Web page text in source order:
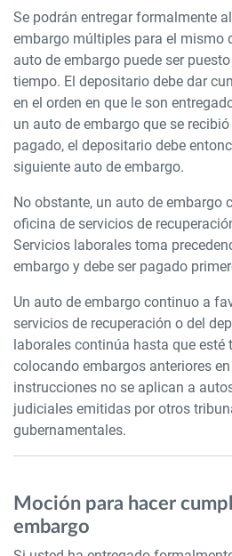
Se podrán entregar formalmente
embargo múltiples para el mismo
auto de embargo puede ser
tiempo. El depositario debe dar
en el orden en que le son
un auto de embargo que se
pagado, el depositario debe
siguiente auto de embargo.
No obstante, un auto de embargo
oficina de servicios de
Servicios laborales toma
embargo y debe ser pagado
Un auto de embargo continuo a
servicios de recuperación o del
laborales continúa hasta que esté
colocando embargos anteriores
instrucciones no se aplican a
judiciales emitidas por otros
gubernamentales.
Moción para hacer
embargo